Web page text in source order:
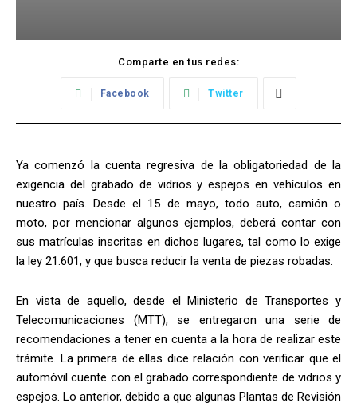
Comparte en tus redes:
Facebook Twitter
Ya comenzó la cuenta regresiva de la obligatoriedad de la
exigencia del grabado de vidrios y espejos en vehículos en
nuestro país. Desde el 15 de mayo, todo auto, camión o
moto, por mencionar algunos ejemplos, deberá contar con
sus matrículas inscritas en dichos lugares, tal como lo exige
la ley 21.601, y que busca reducir la venta de piezas robadas.
En vista de aquello, desde el Ministerio de Transportes y
Telecomunicaciones (MTT), se entregaron una serie de
recomendaciones a tener en cuenta a la hora de realizar este
trámite. La primera de ellas dice relación con verificar que el
automóvil cuente con el grabado correspondiente de vidrios y
espejos. Lo anterior, debido a que algunas Plantas de Revisión